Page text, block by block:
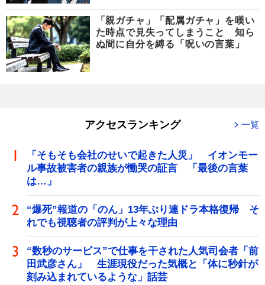
「親ガチャ」「配属ガチャ」を嘆い
た時点で見失ってしまうこと 知ら
ぬ間に自分を縛る「呪いの言葉」
アクセスランキング 一覧
「そもそも会社のせいで起きた人災」 イオンモー
ル事故被害者の親族が慟哭の証言 「最後の言葉
は…」
“爆死”報道の「のん」13年ぶり連ドラ本格復帰 そ
れでも視聴者の評判が上々な理由
“数秒のサービス”で仕事を干された人気司会者「前
田武彦さん」 生涯現役だった気概と「体に秒針が
刻み込まれているような」話芸